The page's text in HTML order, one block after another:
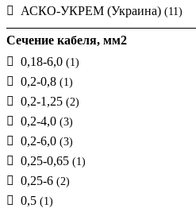
АСКО-УКРЕМ (Украина) (11)
Сечение кабеля, мм2
0,18-6,0 (1)
0,2-0,8 (1)
0,2-1,25 (2)
0,2-4,0 (3)
0,2-6,0 (3)
0,25-0,65 (1)
0,25-6 (2)
0,5 (1)